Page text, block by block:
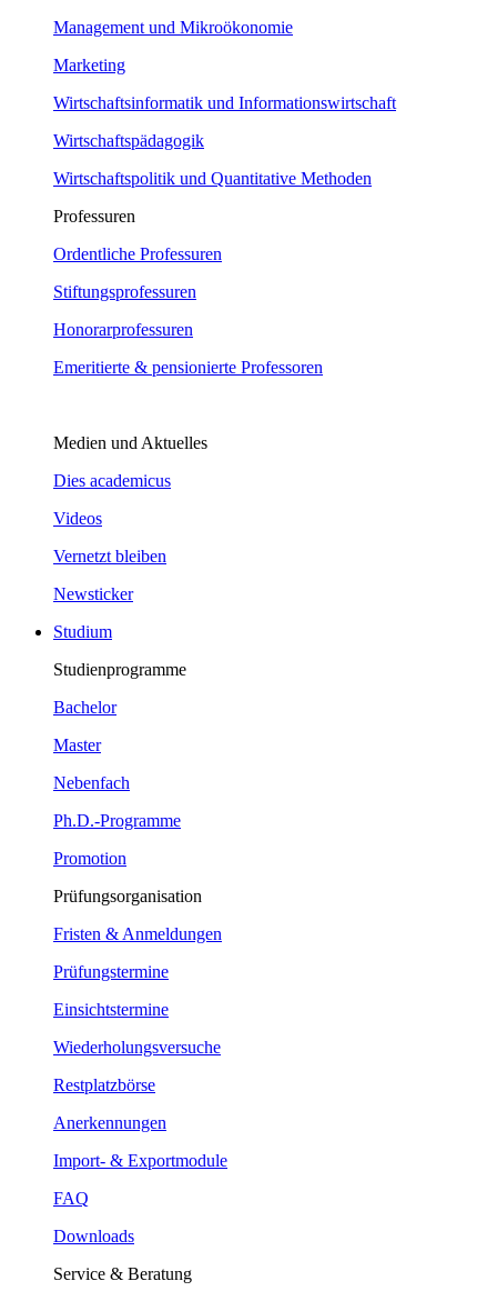
Management und Mikroökonomie
Marketing
Wirtschaftsinformatik und Informationswirtschaft
Wirtschaftspädagogik
Wirtschaftspolitik und Quantitative Methoden
Professuren
Ordentliche Professuren
Stiftungsprofessuren
Honorarprofessuren
Emeritierte & pensionierte Professoren
Medien und Aktuelles
Dies academicus
Videos
Vernetzt bleiben
Newsticker
Studium
Studienprogramme
Bachelor
Master
Nebenfach
Ph.D.-Programme
Promotion
Prüfungsorganisation
Fristen & Anmeldungen
Prüfungstermine
Einsichtstermine
Wiederholungsversuche
Restplatzbörse
Anerkennungen
Import- & Exportmodule
FAQ
Downloads
Service & Beratung